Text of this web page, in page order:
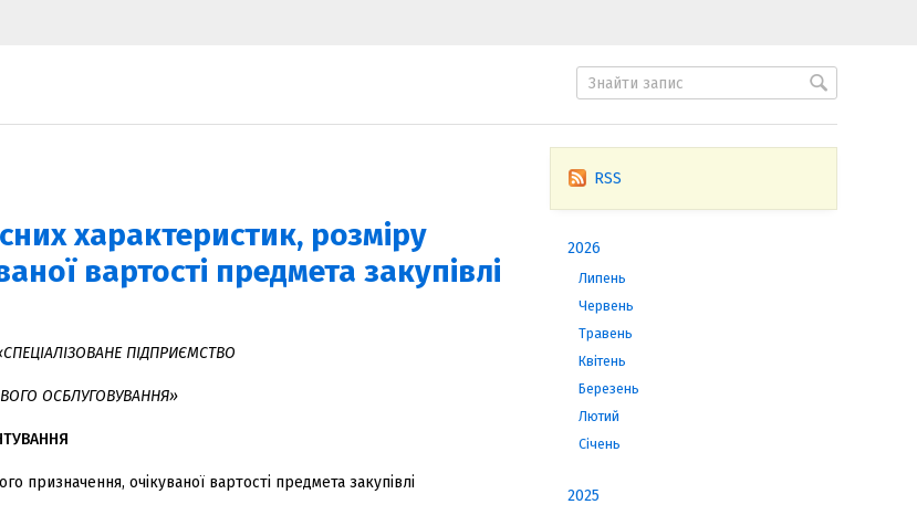
RSS
2026
Липень
Червень
Травень
Квітень
Березень
Лютий
Січень
2025
характеристик, розміру
вартості предмета закупівлі
ПІДПРИЄМСТВО
ОСБЛУГОВУВАННЯ»
призначення, очікуваної вартості предмета закупівлі